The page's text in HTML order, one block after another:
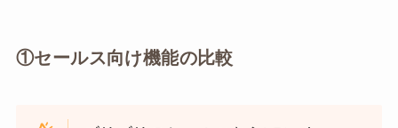
①セールス向け機能の比較